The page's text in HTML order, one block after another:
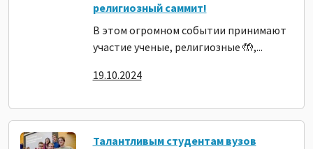
религиозный саммит!
В этом огромном событии принимают
участие ученые, религиозные 🤲,...
19.10.2024
Талантливым студентам вузов